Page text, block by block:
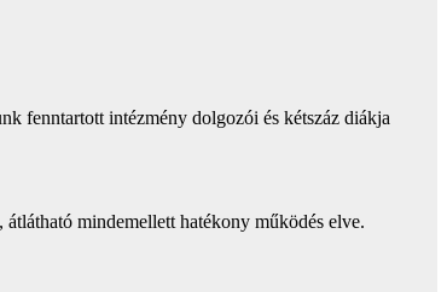
fenntartott intézmény dolgozói és kétszáz diákja
mindemellett hatékony működés elve.